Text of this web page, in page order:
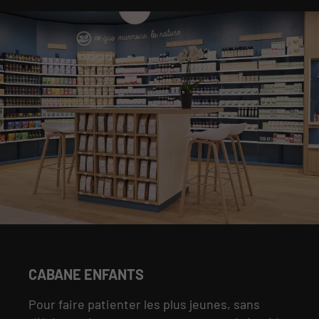
CABANE ENFANTS
Pour faire patienter les plus jeunes, sans